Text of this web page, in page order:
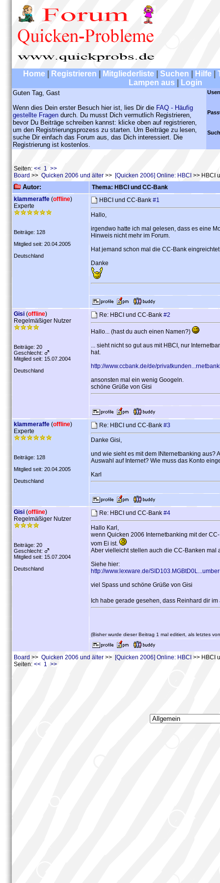
Home Registrieren Mitgliederliste Suchen Hilfe
Lampen aus
Login
Guten Tag, Gast
Wenn dies Dein erster Besuch hier ist, lies Dir die FAQ - Häufig
gestellte Fragen durch. Du musst Dich vermutlich Registrieren,
bevor Du Beiträge schreiben kannst: klicke oben auf registrieren,
um den Registrierungsprozess zu starten. Um Beiträge zu lesen,
suche Dir einfach das Forum aus, das Dich interessiert. Die
Registrierung ist kostenlos.
Seiten: << 1 >>
Board >> Quicken 2006 und älter >> [Quicken 2006] Online: HBCI >> HBCI
Autor:
Thema: HBCI und CC-Bank
klammeraffe (offline)
Experte
Beiträge: 128
Mitglied seit: 20.04.2005
Deutschland
HBCI und CC-Bank #1
Hallo,
irgendwo hatte ich mal gelesen, dass es eine
Hinweis nicht mehr im Forum.
Hat jemand schon mal die CC-Bank
Danke
Gisi (offline)
Regelmäßiger Nutzer
Beiträge: 20
Geschlecht:
Mitglied seit: 15.07.2004
Deutschland
Re: HBCI und CC-Bank #2
Hallo... (hast du auch einen Namen?)
... sieht nicht so gut aus mit HBCI, nur
hat.
http://www.ccbank.de/de/
ansonsten mal ein wenig Googeln.
schöne Grüße von Gisi
klammeraffe (offline)
Experte
Beiträge: 128
Mitglied seit: 20.04.2005
Deutschland
Re: HBCI und CC-Bank #3
Danke Gisi,
und wie sieht es mit dem INternetbanking aus?
Auswahl auf Internet? Wie muss das Konto
Karl
Gisi (offline)
Regelmäßiger Nutzer
Beiträge: 20
Geschlecht:
Mitglied seit: 15.07.2004
Deutschland
Re: HBCI und CC-Bank #4
Hallo Karl,
wenn Quicken 2006 Internetbanking mit der
vom Ei ist.
Aber vielleicht stellen auch die CC-Banken mal
Siehe hier:
http://www.lexware.de/
viel Spass und schöne Grüße von Gisi
Ich habe gerade gesehen, dass Reinhard dir
(Bisher wurde dieser Beitrag 1 mal editiert, als letztes
Board >> Quicken 2006 und älter >> [Quicken 2006] Online: HBCI >> HBCI
Seiten: << 1 >>